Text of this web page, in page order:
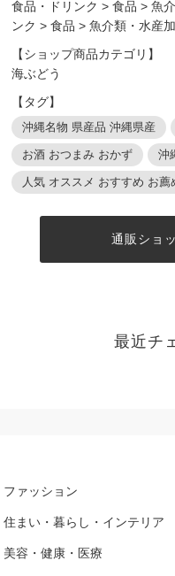
食品・ドリンク >食品 >魚
ンク >食品 >魚介類・水産
【ショップ商品カテゴリ】
海ぶどう
【タグ】
沖縄名物 県産品 沖縄県産
お酒 おつまみ おかず 沖
人気 オススメ おすすめ お薦
通販ショ
最近チ
ファッション
住まい・暮らし・インテリア
美容・健康・医療